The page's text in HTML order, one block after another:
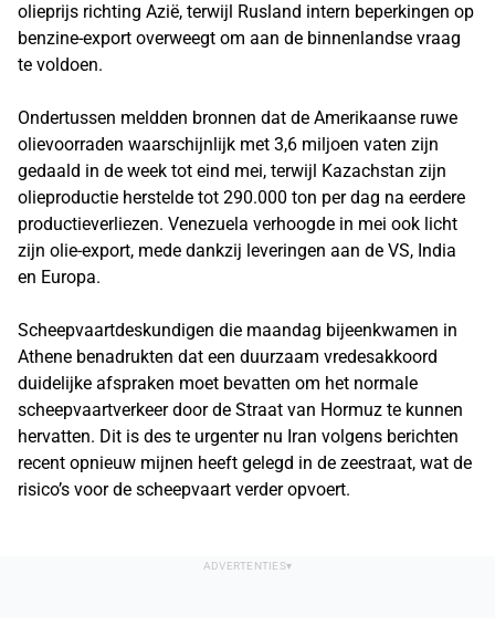
olieprijs richting Azië, terwijl Rusland intern beperkingen op
benzine-export overweegt om aan de binnenlandse vraag
te voldoen.
Ondertussen meldden bronnen dat de Amerikaanse ruwe
olievoorraden waarschijnlijk met 3,6 miljoen vaten zijn
gedaald in de week tot eind mei, terwijl Kazachstan zijn
olieproductie herstelde tot 290.000 ton per dag na eerdere
productieverliezen. Venezuela verhoogde in mei ook licht
zijn olie-export, mede dankzij leveringen aan de VS, India
en Europa.
Scheepvaartdeskundigen die maandag bijeenkwamen in
Athene benadrukten dat een duurzaam vredesakkoord
duidelijke afspraken moet bevatten om het normale
scheepvaartverkeer door de Straat van Hormuz te kunnen
hervatten. Dit is des te urgenter nu Iran volgens berichten
recent opnieuw mijnen heeft gelegd in de zeestraat, wat de
risico’s voor de scheepvaart verder opvoert.